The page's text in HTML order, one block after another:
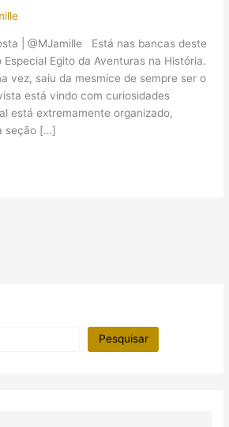
| @MJamille Está nas bancas deste
Especial Egito da Aventuras na História.
saiu da mesmice de sempre ser o
está vindo com curiosidades
está extremamente organizado,
seção […]
Pesquisar